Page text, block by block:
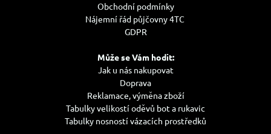
Obchodní podmínky
Nájemní řád půjčovny 4TC
GDPR
Může se Vám hodit:
Jak u nás nakupovat
Doprava
Reklamace, výměna zboží
Tabulky velikostí oděvů bot a rukavic
Tabulky nosností vázacích prostředků